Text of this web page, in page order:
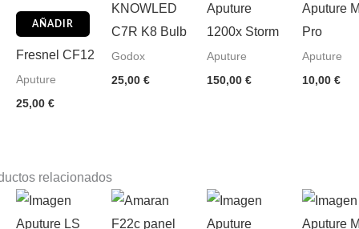
AÑADIR
Fresnel CF12
Aputure
25,00 €
KNOWLED
C7R K8 Bulb
Godox
25,00 €
Aputure
1200x Storm
Aputure
150,00 €
Aputure
Pro
Aputure
10,00 €
relacionados